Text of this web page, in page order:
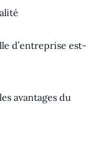
d’entreprise est-
avantages du